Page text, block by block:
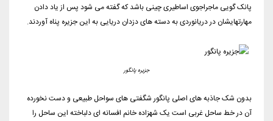
پانک گویی ماجراجوی اساطیری چینی باشد که گفته می شود پس از یاد دادن
مهارتهایشان در دریانوردی به دسته های دزدان دریایی به این جزیره پناه آوردند.
جزیره پانگور
بدون شک جاذبه های اصلی پانگور شگفتی های سواحل طبیعی و دست نخورده
آن در خط ساحل غربی است یک شهزاده خانم افسانه ای دلباخته این ساحل را